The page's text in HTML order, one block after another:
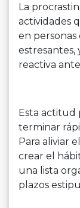
La
actividades
en
estresantes,
reactiva
Esta actitud
terminar
Para aliviar
crear el
una lista
plazos